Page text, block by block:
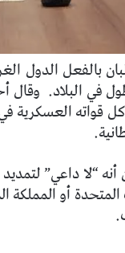
في البلاد. وقال
“لا داعي”
أو